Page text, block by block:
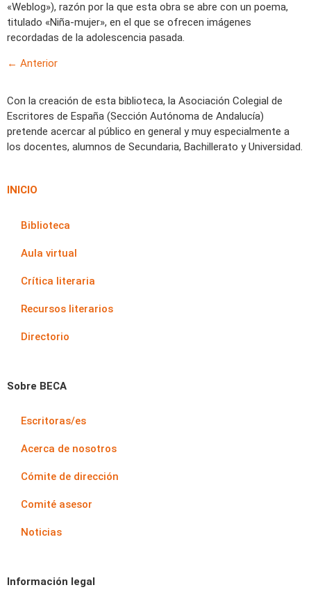
«Weblog»), razón por la que esta obra se abre con un poema,
titulado «Niña-mujer», en el que se ofrecen imágenes
recordadas de la adolescencia pasada.
← Anterior
Con la creación de esta biblioteca, la Asociación Colegial de
Escritores de España (Sección Autónoma de Andalucía)
pretende acercar al público en general y muy especialmente a
los docentes, alumnos de Secundaria, Bachillerato y Universidad.
INICIO
Biblioteca
Aula virtual
Crítica literaria
Recursos literarios
Directorio
Sobre BECA
Escritoras/es
Acerca de nosotros
Cómite de dirección
Comité asesor
Noticias
Información legal